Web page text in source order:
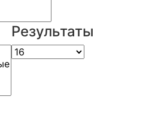
Результаты